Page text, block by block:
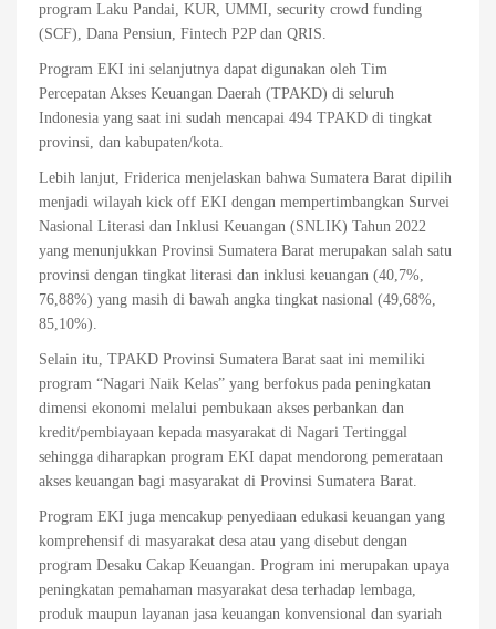
program Laku Pandai, KUR, UMMI, security crowd funding
(SCF), Dana Pensiun, Fintech P2P dan QRIS.
Program EKI ini selanjutnya dapat digunakan oleh Tim
Percepatan Akses Keuangan Daerah (TPAKD) di seluruh
Indonesia yang saat ini sudah mencapai 494 TPAKD di tingkat
provinsi, dan kabupaten/kota.
Lebih lanjut, Friderica menjelaskan bahwa Sumatera Barat dipilih
menjadi wilayah kick off EKI dengan mempertimbangkan Survei
Nasional Literasi dan Inklusi Keuangan (SNLIK) Tahun 2022
yang menunjukkan Provinsi Sumatera Barat merupakan salah satu
provinsi dengan tingkat literasi dan inklusi keuangan (40,7%,
76,88%) yang masih di bawah angka tingkat nasional (49,68%,
85,10%).
Selain itu, TPAKD Provinsi Sumatera Barat saat ini memiliki
program “Nagari Naik Kelas” yang berfokus pada peningkatan
dimensi ekonomi melalui pembukaan akses perbankan dan
kredit/pembiayaan kepada masyarakat di Nagari Tertinggal
sehingga diharapkan program EKI dapat mendorong pemerataan
akses keuangan bagi masyarakat di Provinsi Sumatera Barat.
Program EKI juga mencakup penyediaan edukasi keuangan yang
komprehensif di masyarakat desa atau yang disebut dengan
program Desaku Cakap Keuangan. Program ini merupakan upaya
peningkatan pemahaman masyarakat desa terhadap lembaga,
produk maupun layanan jasa keuangan konvensional dan syariah